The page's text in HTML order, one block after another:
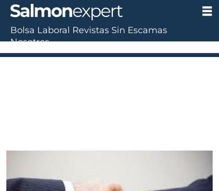
Bolsa Laboral Revistas Sin Escamas
Nosotros